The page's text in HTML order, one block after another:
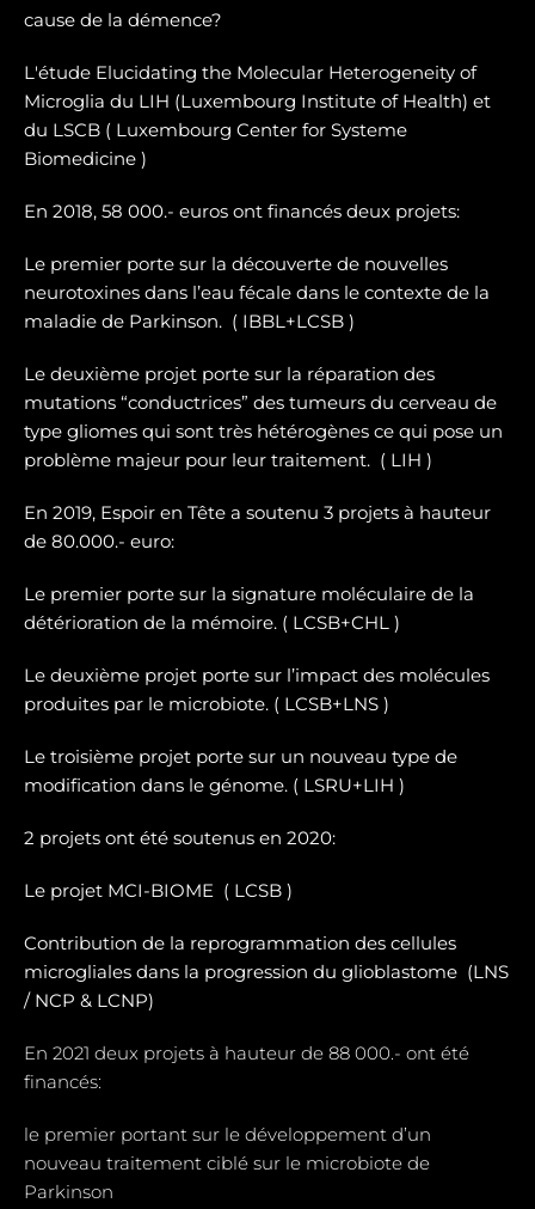
cause de la démence?
L'étude Elucidating the Molecular Heterogeneity of
Microglia du LIH (Luxembourg Institute of Health) et
du LSCB ( Luxembourg Center for Systeme
Biomedicine )
En 2018, 58 000.- euros ont financés deux projets:
Le premier porte sur la découverte de nouvelles
neurotoxines dans l’eau fécale dans le contexte de la
maladie de Parkinson. ( IBBL+LCSB )
Le deuxième projet porte sur la réparation des
mutations “conductrices” des tumeurs du cerveau de
type gliomes qui sont très hétérogènes ce qui pose un
problème majeur pour leur traitement. ( LIH )
En 2019, Espoir en Tête a soutenu 3 projets à hauteur
de 80.000.- euro:
Le premier porte sur la signature moléculaire de la
détérioration de la mémoire. ( LCSB+CHL )
Le deuxième projet porte sur l’impact des molécules
produites par le microbiote. ( LCSB+LNS )
Le troisième projet porte sur un nouveau type de
modification dans le génome. ( LSRU+LIH )
2 projets ont été soutenus en 2020:
Le projet MCI-BIOME ( LCSB )
Contribution de la reprogrammation des cellules
microgliales dans la progression du glioblastome (LNS
/ NCP & LCNP)
En 2021 deux projets à hauteur de 88 000.- ont été
financés:
le premier portant sur le développement d’un
nouveau traitement ciblé sur le microbiote de
Parkinson